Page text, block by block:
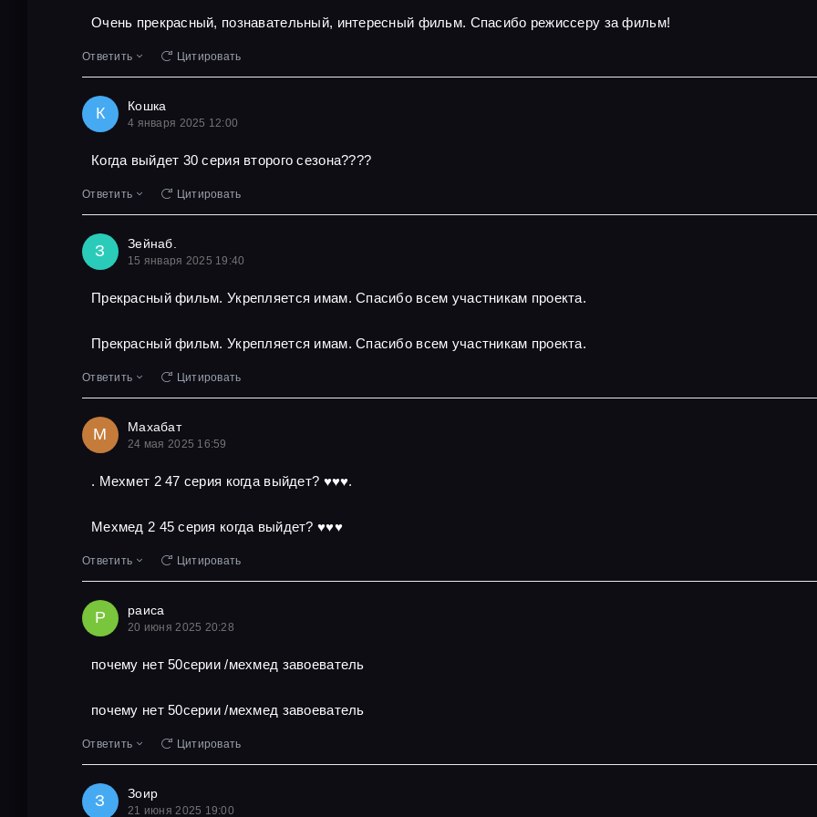
Очень прекрасный, познавательный, интересный фильм. Спасибо режиссеру за фильм!
Ответить Цитировать
К Кошка
4 января 2025 12:00
Когда выйдет 30 серия второго сезона????
Ответить Цитировать
З Зейнаб.
15 января 2025 19:40
Прекрасный фильм. Укрепляется имам. Спасибо всем участникам проекта.
Прекрасный фильм. Укрепляется имам. Спасибо всем участникам проекта.
Ответить Цитировать
М Махабат
24 мая 2025 16:59
. Мехмет 2 47 серия когда выйдет? ♥️♥️♥️.
Мехмед 2 45 серия когда выйдет? ♥️♥️♥️
Ответить Цитировать
Р раиса
20 июня 2025 20:28
почему нет 50серии /мехмед завоеватель
почему нет 50серии /мехмед завоеватель
Ответить Цитировать
З Зоир
21 июня 2025 19:00